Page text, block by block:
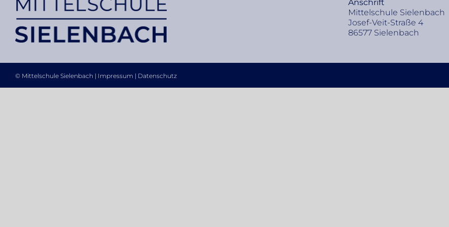
An­schrift
Mit­tel­schu­le Sie­len­bach
Jo­sef-Veit-Stra­ße 4
86577 Sie­len­bach
© Mittelschule Sielenbach | Impressum | Datenschutz